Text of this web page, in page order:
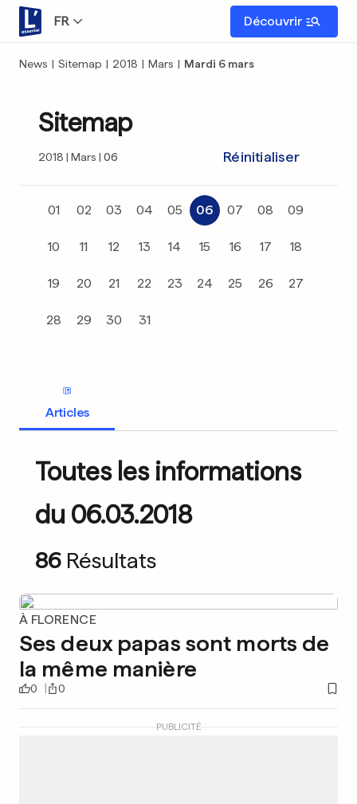
FR Découvrir
News | Sitemap | 2018 | Mars | Mardi 6 mars
Sitemap
2018 Mars 06 Réinitialiser
01 02 03 04 05 06 07 08 09
10 11 12 13 14 15 16 17 18
19 20 21 22 23 24 25 26 27
28 29 30 31
Articles
Toutes les informations
du 06.03.2018
86 Résultats
À FLORENCE
Ses deux papas sont morts de
la même manière
0 0
PUBLICITÉ